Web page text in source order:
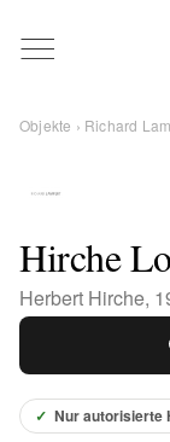
Objekte › Richard
Hirche
Herbert Hirche,
✓ Nur autorisierte